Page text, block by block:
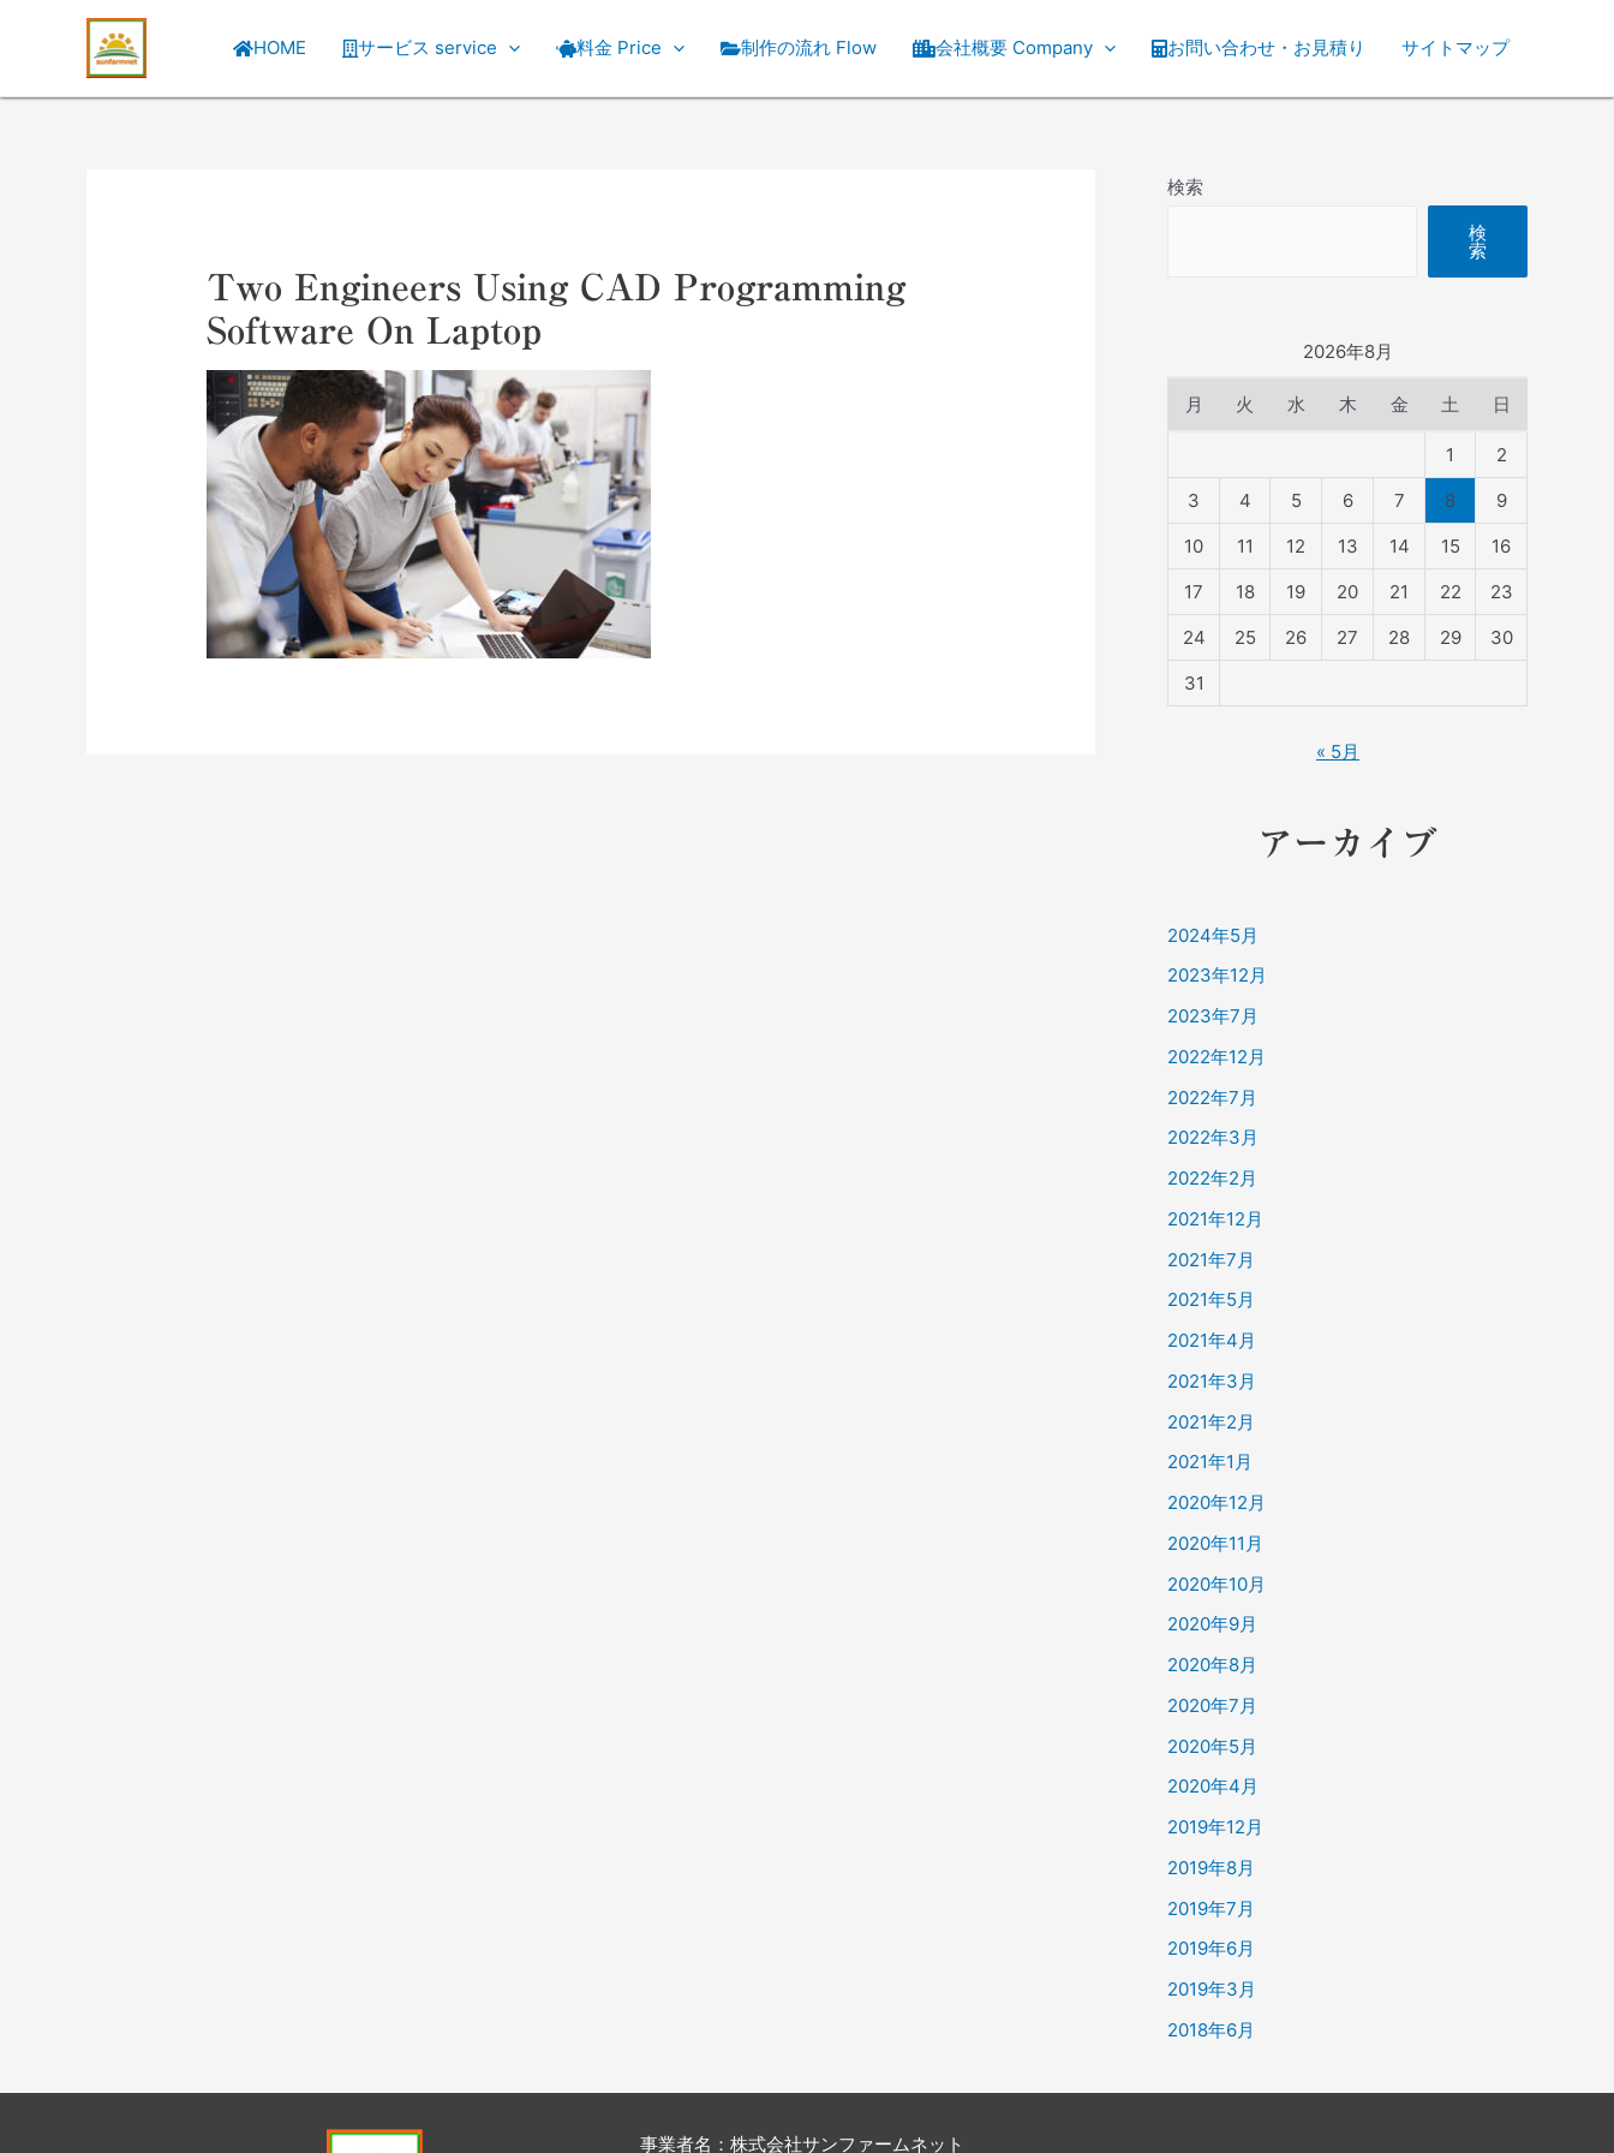
HOME サービス service 料金 Price 制作の流れ Flow 会社概要 Company お問い合わせ・お見積り サイトマップ
Two Engineers Using CAD Programming
Software On Laptop
検索
検
索
2026年8月
月 火 水 木 金 土 日
1
2
3
4 5 6 7 8
9
10
11 12 13 14 15
16
17
18 19 20 21 22
23
24
25 26 27 28 29
30
31
« 5月
アーカイブ
2024年5月
2023年12月
2023年7月
2022年12月
2022年7月
2022年3月
2022年2月
2021年12月
2021年7月
2021年5月
2021年4月
2021年3月
2021年2月
2021年1月
2020年12月
2020年11月
2020年10月
2020年9月
2020年8月
2020年7月
2020年5月
2020年4月
2019年12月
2019年8月
2019年7月
2019年6月
2019年3月
2018年6月
事業者名：株式会社サンファームネット